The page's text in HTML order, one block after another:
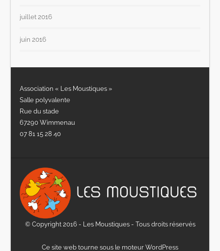
juillet 2016
juin 2016
Association « Les Moustiques »
Salle polyvalente
Rue du stade
67290 Wimmenau
07 81 15 28 40
© Copyright 2016 - Les Moustiques - Tous droits réservés
Ce site web tourne sous le moteur WordPress